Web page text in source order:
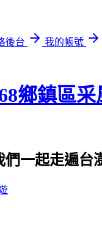
後台
我的帳號
鄉鎮區
一起走遍台